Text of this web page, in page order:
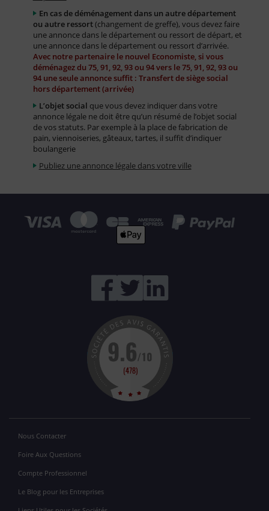
En cas de déménagement dans un autre département
ou autre ressort(changement de greffe), vous devez faire
une annonce dans le département ou ressort de départ, et
une annonce dans le département ou ressort d’arrivée.
Avec notre partenaire le nouvel Economiste, si vous
déménagez du 75, 91, 92, 93 ou 94 vers le 75, 91, 92, 93 ou
94 une seule annonce suffit : Transfert de siège social
hors département (arrivée)
L’objet social que vous devez indiquer dans votre
annonce légale ne doit être qu’un résumé de l’objet social
de vos statuts. Par exemple à la place de fabrication de
pain, viennoiseries, gâteaux, tartes, il suffit d’indiquer
boulangerie
Publiez une annonce légale dans votre ville
Nous Contacter
Foire Aux Questions
Compte Professionnel
Le Blog pour les Entreprises